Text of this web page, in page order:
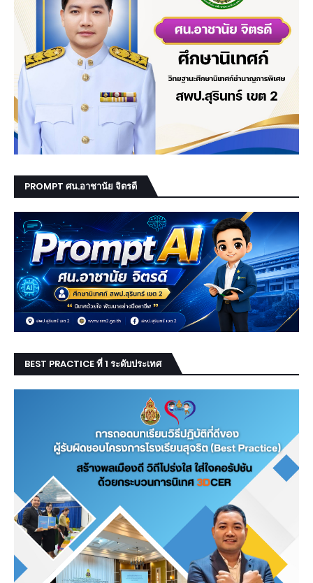
PROMPT ศน.อาชานัย จิตรดี
BEST PRACTICE ที่ 1 ระดับประเทศ